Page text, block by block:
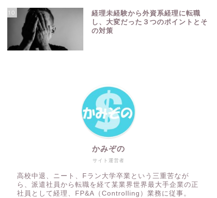
10
経理未経験から外資系経理に転職
し、大変だった３つのポイントとそ
の対策
サイト運営者
かみぞの
高校中退、ニート、Fラン大学卒業という三重苦なが
ら、派遣社員から転職を経て某業界世界最大手企業の正
社員として経理、FP&A（Controlling）業務に従事。